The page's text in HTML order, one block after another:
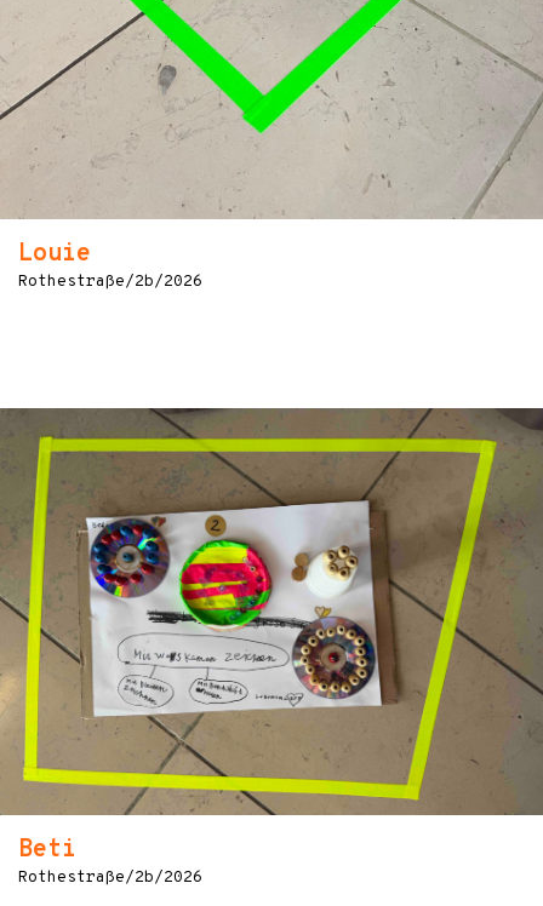
Louie
Rothestraße/2b/2026
Beti
Rothestraße/2b/2026